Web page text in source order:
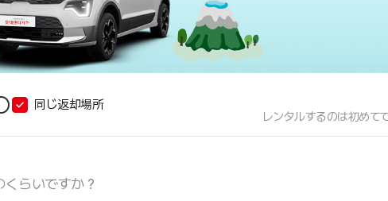
同じ返却場所
レンタルするのは初めて